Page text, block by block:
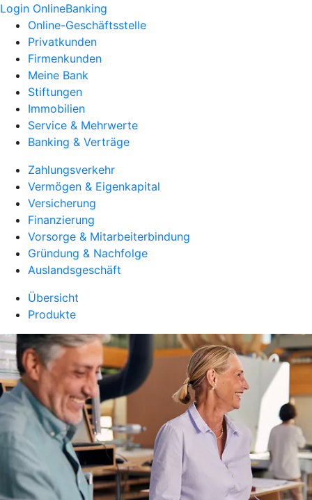
Login OnlineBanking
Online-Geschäftsstelle
Privatkunden
Firmenkunden
Meine Bank
Stiftungen
Immobilien
Service & Mehrwerte
Banking & Verträge
Zahlungsverkehr
Vermögen & Eigenkapital
Versicherung
Finanzierung
Vorsorge & Mitarbeiterbindung
Gründung & Nachfolge
Auslandsgeschäft
Übersicht
Produkte